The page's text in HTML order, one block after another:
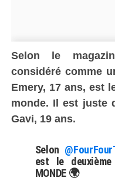
Selon le
considéré comme
Emery, 17 ans, est
monde. Il est juste
Gavi, 19 ans.
Selon
est le
MONDE 🌍